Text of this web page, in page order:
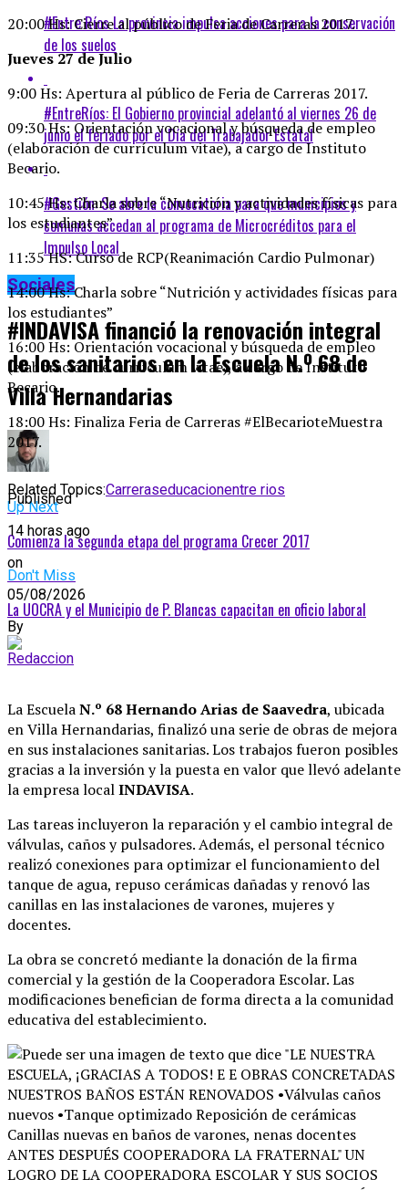
20:00 Hs: Cierre al público de Feria de Carreras 2017.
Jueves 27 de Julio
9:00 Hs: Apertura al público de Feria de Carreras 2017.
09:30 Hs: Orientación vocacional y búsqueda de empleo
(elaboración de currículum vitae), a cargo de Instituto
Becario.
10:45 Hs: Charla sobre “Nutrición y actividades físicas para
los estudiantes”
11:35 HS: Curso de RCP(Reanimación Cardio Pulmonar)
14:00 Hs: Charla sobre “Nutrición y actividades físicas para
los estudiantes”
16:00 Hs: Orientación vocacional y búsqueda de empleo
(elaboración de currículum vitae), a cargo de Instituto
Becario.
18:00 Hs: Finaliza Feria de Carreras #ElBecarioteMuestra
2017.
Related Topics:Carreraseducacionentre rios
Up Next
Comienza la segunda etapa del programa Crecer 2017
Don't Miss
La UOCRA y el Municipio de P. Blancas capacitan en oficio laboral
#Entre Ríos La provincia impulsa acciones para la conservación
de los suelos
#EntreRíos: El Gobierno provincial adelantó al viernes 26 de
junio el feriado por el Día del Trabajador Estatal
#Gestión: Se abre la convocatoria para que municipios y
comunas accedan al programa de Microcréditos para el
Impulso Local
Sociales
#INDAVISA financió la renovación integral
de los sanitarios en la Escuela N.º 68 de
Villa Hernandarias
Published
14 horas ago
on
05/08/2026
By
Redaccion
La EscuelaN.º 68 Hernando Arias de Saavedra, ubicada
en Villa Hernandarias, finalizó una serie de obras de mejora
en sus instalaciones sanitarias. Los trabajos fueron posibles
gracias a la inversión y la puesta en valor que llevó adelante
la empresa localINDAVISA.
Las tareas incluyeron la reparación y el cambio integral de
válvulas, caños y pulsadores. Además, el personal técnico
realizó conexiones para optimizar el funcionamiento del
tanque de agua, repuso cerámicas dañadas y renovó las
canillas en las instalaciones de varones, mujeres y
docentes.
La obra se concretó mediante la donación de la firma
comercial y la gestión de la Cooperadora Escolar. Las
modificaciones benefician de forma directa a la comunidad
educativa del establecimiento.